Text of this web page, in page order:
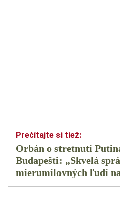
Orbán o stretnutí
Budapešti: „Skvelá
mierumilovných ľudí